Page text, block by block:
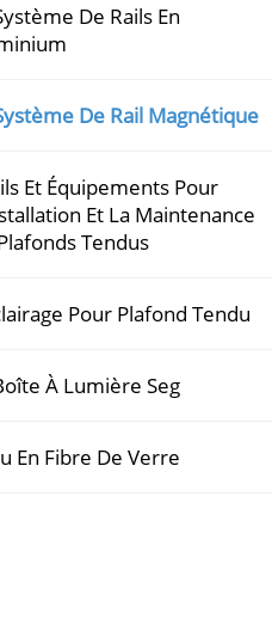
De Rails En
De Rail Magnétique
Et Équipements Pour
Et La Maintenance
Tendus
Pour Plafond Tendu
À Lumière Seg
En Fibre De Verre